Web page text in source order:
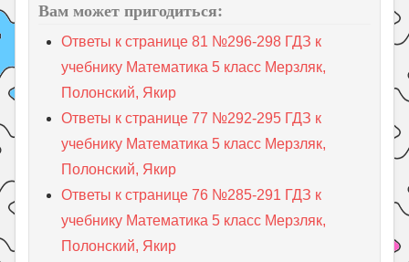
Вам может пригодиться:
Ответы к странице 81 №296-298 ГДЗ к
учебнику Математика 5 класс Мерзляк,
Полонский, Якир
Ответы к странице 77 №292-295 ГДЗ к
учебнику Математика 5 класс Мерзляк,
Полонский, Якир
Ответы к странице 76 №285-291 ГДЗ к
учебнику Математика 5 класс Мерзляк,
Полонский, Якир